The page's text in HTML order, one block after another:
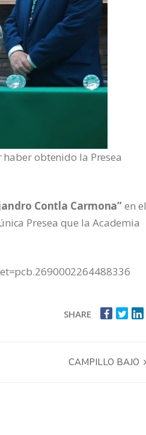
obtenido la Presea
Contla Carmona”en el
Presea que la Academia
SHARE
CAMPILLO BAJO